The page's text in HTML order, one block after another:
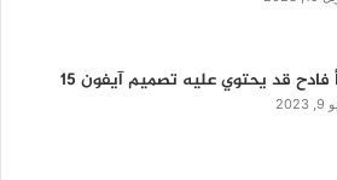
قد يحتوي عليه تصميم آيفون 15